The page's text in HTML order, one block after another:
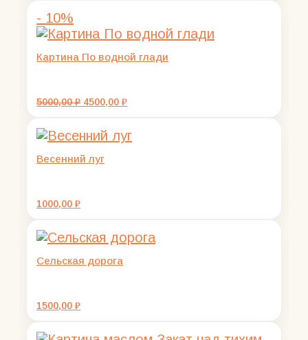
- 10%
Картина По водной глади
5000,00₽ Первоначальная
5000,00 ₽.
4500,00 ₽Текущая
Весенний луг
1000,00 ₽
Сельская дорога
1500,00 ₽